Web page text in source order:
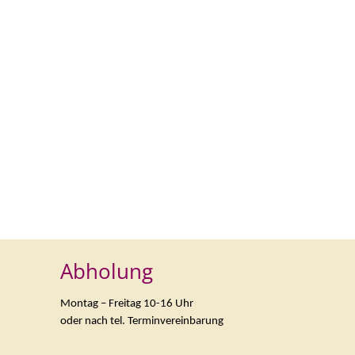
Abholung
Montag – Freitag 10-16 Uhr
oder nach tel. Terminvereinbarung